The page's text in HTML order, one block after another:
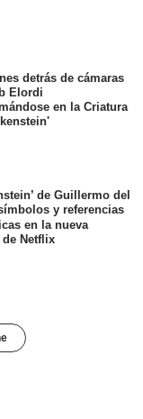
detrás de cámaras
Elordi
en la Criatura
de Guillermo del
y referencias
en la nueva
Netflix